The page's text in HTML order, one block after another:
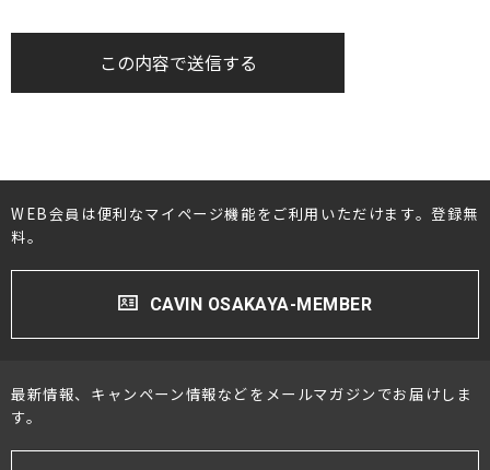
この内容で送信する
WEB会員は便利なマイページ機能をご利用いただけます。登録無
料。
CAVIN OSAKAYA-MEMBER
最新情報、キャンペーン情報などをメールマガジンでお届けしま
す。